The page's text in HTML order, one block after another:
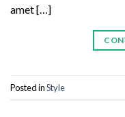
amet […]
Posted inStyle